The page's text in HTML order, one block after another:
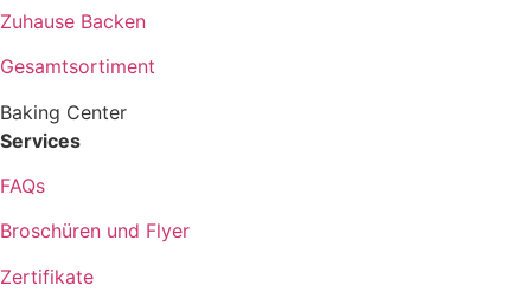
Zuhause Backen
Gesamtsortiment
Baking Center
Services
FAQs
Broschüren und Flyer
Zertifikate